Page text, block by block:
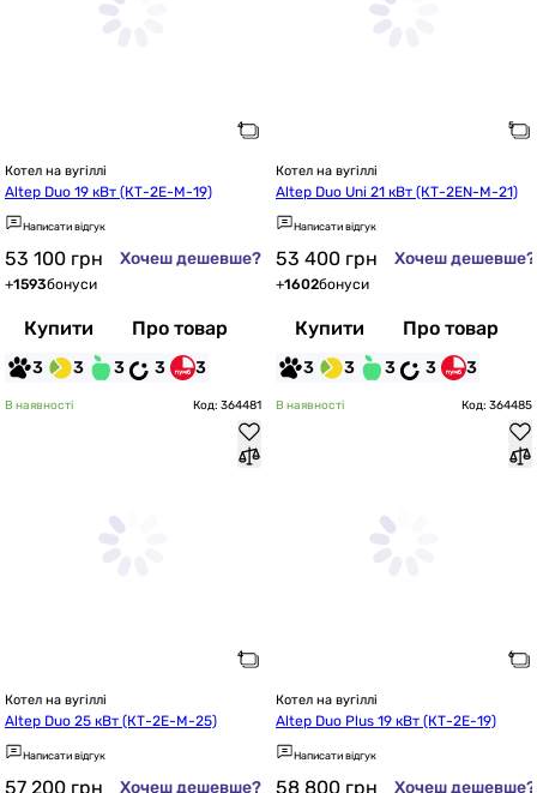
Котел на вугіллі
Altep Duo 19 кВт (КТ-2E-M-19)
Написати відгук
53 100 грн Хочеш дешевше?
+1593бонуси
Купити Про товар
3 3 3 3 3
Котел на вугіллі
Altep Duo Uni 21 кВт (КТ-2EN-M-21)
Написати відгук
53 400 грн Хочеш дешевше?
+1602бонуси
Купити Про товар
3 3 3 3 3
В наявності Код: 364481
Котел на вугіллі
Altep Duo 25 кВт (КТ-2E-M-25)
Написати відгук
57 200 грн Хочеш дешевше?
В наявності Код: 364485
Котел на вугіллі
Altep Duo Plus 19 кВт (КТ-2E-19)
Написати відгук
58 800 грн Хочеш дешевше?